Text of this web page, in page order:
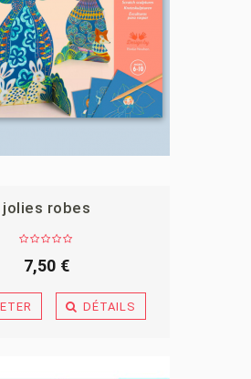
APERÇU
jolies robes
7,50 €
DÉTAILS